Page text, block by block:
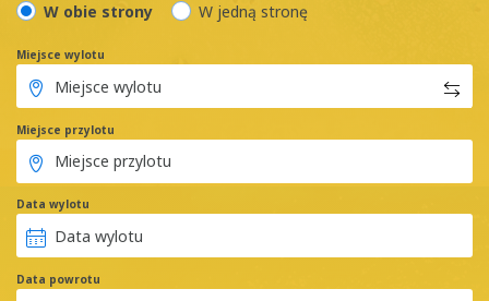
W obie strony W jedną stronę
Miejsce wylotu
Miejsce przylotu
Data wylotu
Data powrotu